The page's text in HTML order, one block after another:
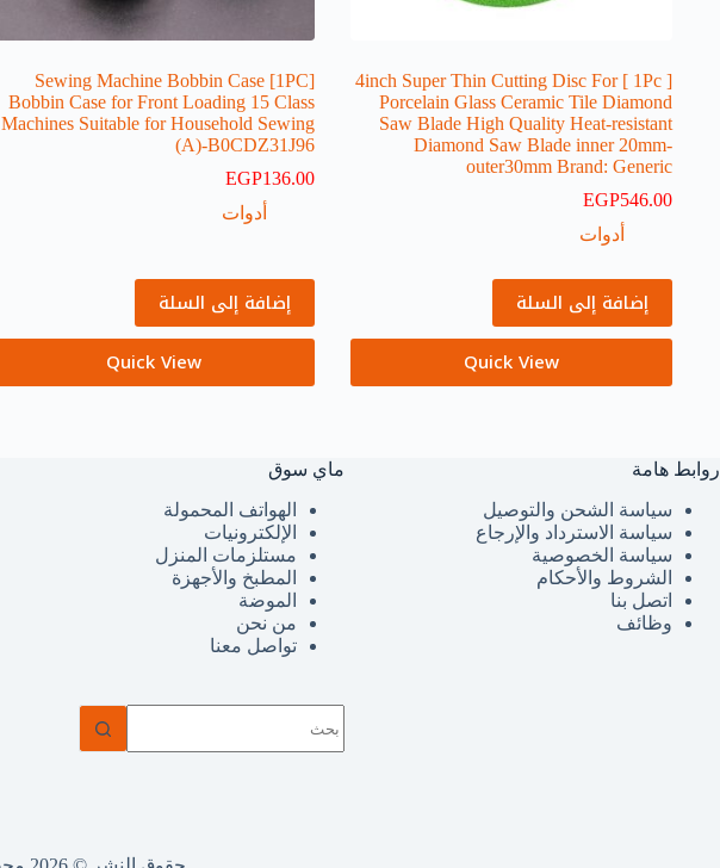
[ 1Pc ] 4inch Super Thin Cutting Disc For
Porcelain Glass Ceramic Tile Diamond
Saw Blade High Quality Heat-resistant
Diamond Saw Blade inner 20mm-
outer30mm Brand: Generic
EGP546.00
أدوات
إضافة إلى السلة
Quick View
[1PC] Sewing Machine Bobbin Case
Bobbin Case for Front Loading 15 Class
Machines Suitable for Household Sewing
(A)-B0CDZ31J96
EGP136.00
أدوات
إضافة إلى السلة
Quick View
روابط هامة
سياسة الشحن والتوصيل
سياسة الاسترداد والإرجاع
سياسة الخصوصية
الشروط والأحكام
اتصل بنا
وظائف
ماي سوق
الهواتف المحمولة
الإلكترونيات
مستلزمات المنزل
المطبخ والأجهزة
الموضة
من نحن
تواصل معنا
توجد